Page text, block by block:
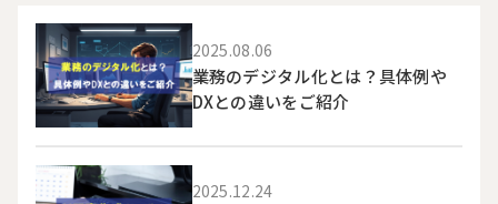
2025.08.06
業務のデジタル化とは？具体例や
DXとの違いをご紹介
2025.12.24